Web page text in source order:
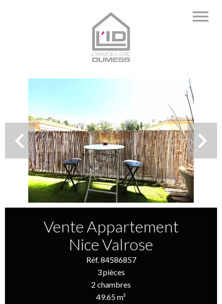
Vente Appartement
Nice Valrose
Réf. 84586857
3 pièces
2 chambres
49.65 m²